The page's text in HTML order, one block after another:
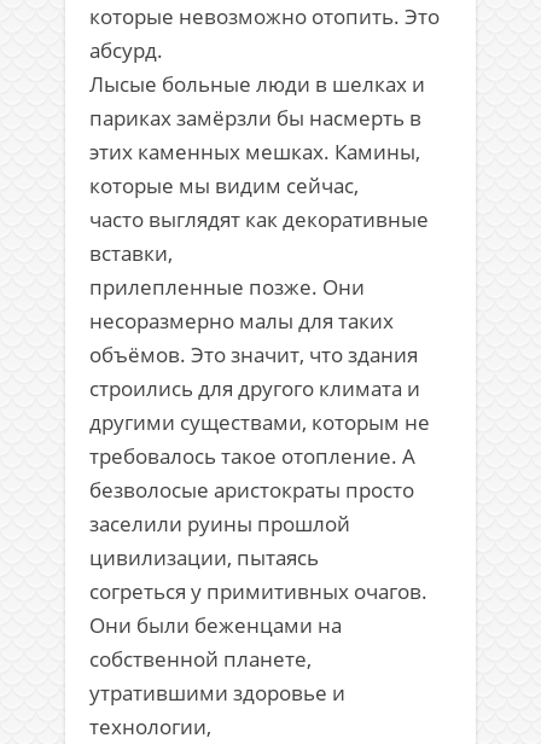
которые невозможно отопить. Это
абсурд.
Лысые больные люди в шелках и
париках замёрзли бы насмерть в
этих каменных мешках. Камины,
которые мы видим сейчас,
часто выглядят как декоративные
вставки,
прилепленные позже. Они
несоразмерно малы для таких
объёмов. Это значит, что здания
строились для другого климата и
другими существами, которым не
требовалось такое отопление. А
безволосые аристократы просто
заселили руины прошлой
цивилизации, пытаясь
согреться у примитивных очагов.
Они были беженцами на
собственной планете,
утратившими здоровье и
технологии,